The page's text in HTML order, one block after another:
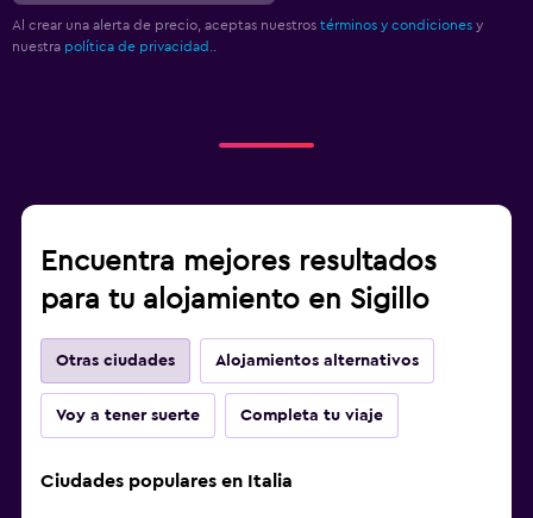
Al crear una alerta de precio, aceptas nuestros términos y condiciones y
nuestra política de privacidad.
Encuentra mejores resultados
para tu alojamiento en Sigillo
Otras ciudades Alojamientos alternativos
Voy a tener suerte Completa tu viaje
Ciudades populares en Italia